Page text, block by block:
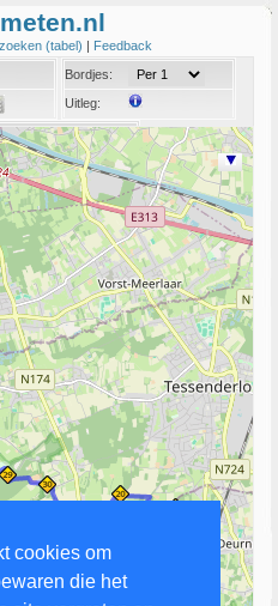
cookies om
die het
(tabel) | Feedback
Bordjes:
Uitleg: